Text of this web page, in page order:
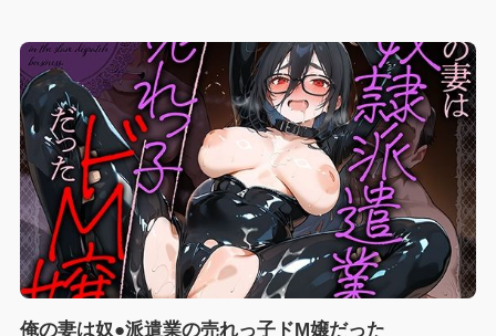
俺の妻は奴●派遣業の売れっ子ドM嬢だった